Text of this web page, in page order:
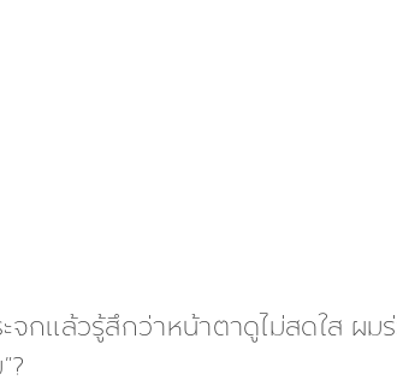
จกแล้วรู้สึกว่าหน้าตาดูไม่สดใส ผม